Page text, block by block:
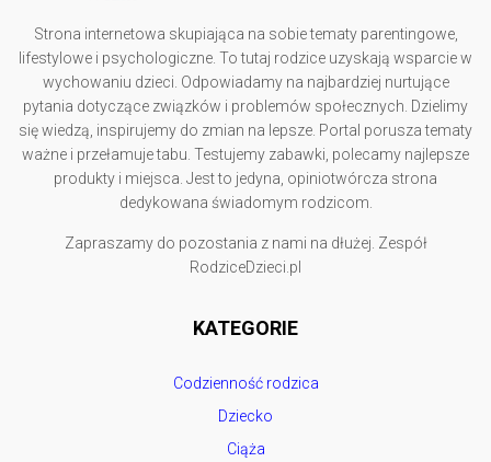
Strona internetowa skupiająca na sobie tematy parentingowe,
lifestylowe i psychologiczne. To tutaj rodzice uzyskają wsparcie w
wychowaniu dzieci. Odpowiadamy na najbardziej nurtujące
pytania dotyczące związków i problemów społecznych. Dzielimy
się wiedzą, inspirujemy do zmian na lepsze. Portal porusza tematy
ważne i przełamuje tabu. Testujemy zabawki, polecamy najlepsze
produkty i miejsca. Jest to jedyna, opiniotwórcza strona
dedykowana świadomym rodzicom.
Zapraszamy do pozostania z nami na dłużej. Zespół
RodziceDzieci.pl
KATEGORIE
Codzienność rodzica
Dziecko
Ciąża